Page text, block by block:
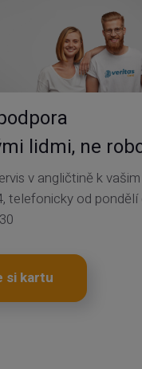
lidmi, ne
v angličtině k
telefonicky od
si kartu